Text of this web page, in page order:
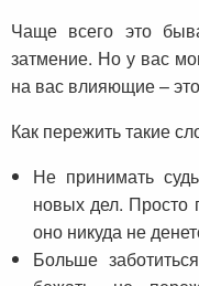
Чаще всего это
затмение. Но у вас
на вас влияющие –
Как пережить такие
Не принимать
новых дел. Просто
оно никуда не
Больше